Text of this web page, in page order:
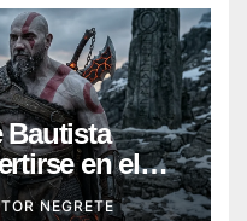
Bautista
en el
de
NEGRETE